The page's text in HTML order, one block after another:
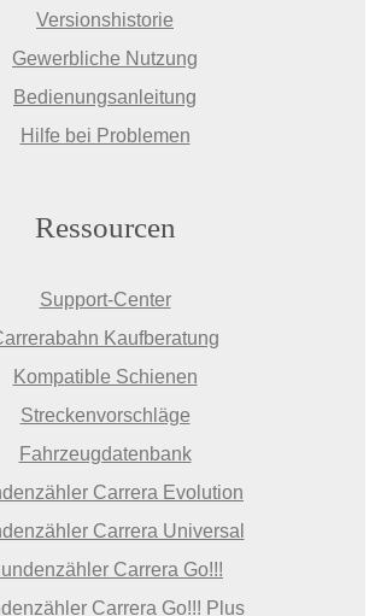
Versionshistorie
Gewerbliche Nutzung
Bedienungsanleitung
Hilfe bei Problemen
Ressourcen
Support-Center
Kaufberatung
Kompatible Schienen
Streckenvorschläge
Fahrzeugdatenbank
Carrera Evolution
Carrera Universal
Carrera Go!!!
Carrera Go!!! Plus